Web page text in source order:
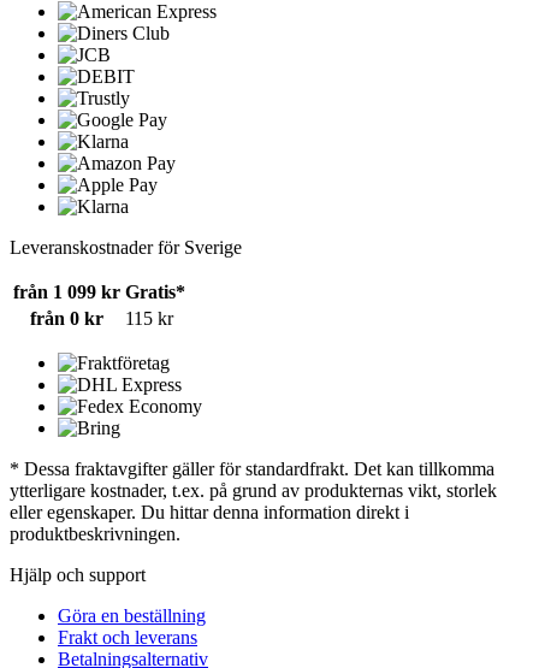
Leveranskostnader för Sverige
från 1 099 kr Gratis*
från 0 kr
115 kr
* Dessa fraktavgifter gäller för standardfrakt. Det kan tillkomma
ytterligare kostnader, t.ex. på grund av produkternas vikt, storlek
eller egenskaper. Du hittar denna information direkt i
produktbeskrivningen.
Hjälp och support
Göra en beställning
Frakt och leverans
Betalningsalternativ